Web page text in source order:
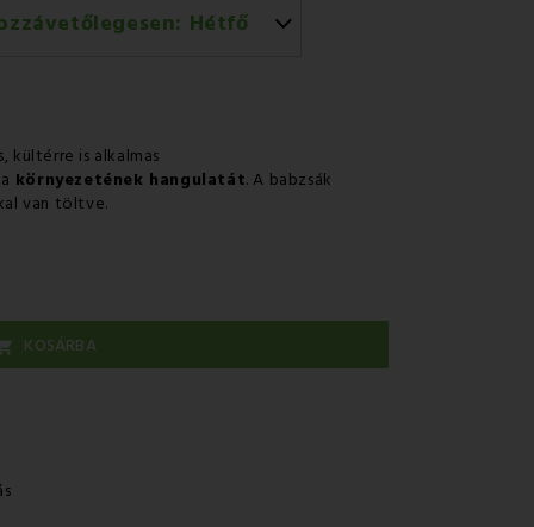
Hétfő
kültérre is alkalmas
környezetének hangulatát. A babzsák
van töltve.
KOSÁRBA